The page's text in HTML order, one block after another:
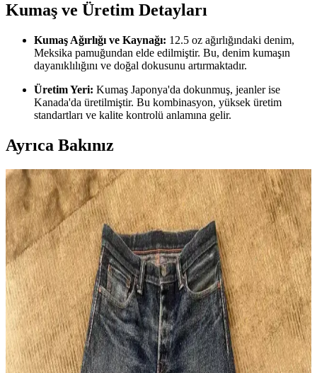
Kumaş ve Üretim Detayları
Kumaş Ağırlığı ve Kaynağı: 12.5 oz ağırlığındaki denim,
Meksika pamuğundan elde edilmiştir. Bu, denim kumaşın
dayanıklılığını ve doğal dokusunu artırmaktadır.
Üretim Yeri: Kumaş Japonya'da dokunmuş, jeanler ise
Kanada'da üretilmiştir. Bu kombinasyon, yüksek üretim
standartları ve kalite kontrolü anlamına gelir.
Ayrıca Bakınız
Unbranded UB701 Raw Selvedge Denim: Geniş
Paça Kesim, Konfor ve Bakım Rehberi
Unbranded UB701, geniş paça raw selvedge denim pantolon olarak
sert kumaşı zamanla yumuşar. Kesim özellikleri, manşet detayları ve
bakım önerileriyle uzun ömürlü kullanım sağlar.
Naked & Famous Red Elephant Denim: 14 Ay
Kullanımda Renk Solması ve Kumaş Özellikleri
Naked & Famous Red Elephant denim, 14 ay düzenli kullanımda
kırmızı ve mor tonlarda özgün renk solması sunar. 21 ons ağırlığında
olup yumuşak ve konforludur, sınırlı üretimdir.